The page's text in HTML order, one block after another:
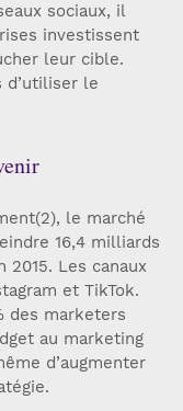
sociaux, il
investissent
leur cible.
d’utiliser le
le marché
16,4 milliards
2015. Les canaux
et TikTok.
des marketers
au marketing
d’augmenter